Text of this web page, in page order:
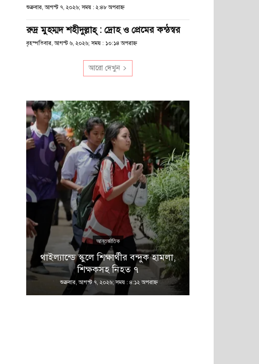
শুক্রবার, আগস্ট ৭, ২০২৬; সময় : ২:৪৮ অপরাহ্ণ
রুদ্র মুহম্মদ শহীদুল্লাহ্ : দ্রোহ ও প্রেমের কন্ঠস্বর
বৃহস্পতিবার, আগস্ট ৬, ২০২৬; সময় : ১০:১৪ অপরাহ্ণ
আরো দেখুন
আন্তর্জাতিক
থাইল্যান্ডে স্কুলে শিক্ষার্থীর বন্দুক হামলা,
শিক্ষকসহ নিহত ৭
শুক্রবার, আগস্ট ৭, ২০২৬; সময় : ৪:১২ অপরাহ্ণ